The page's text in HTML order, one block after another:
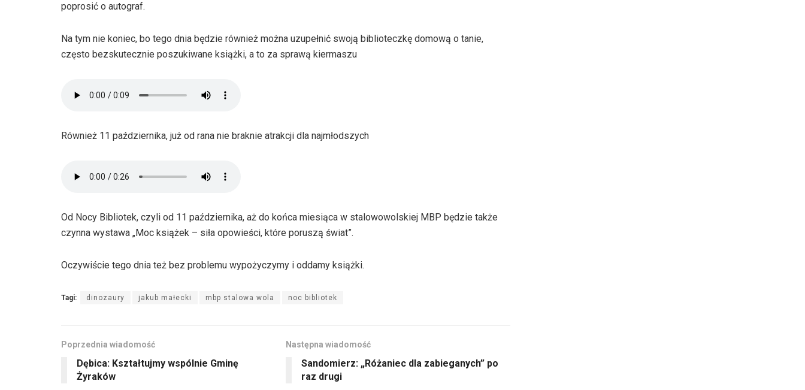
poprosić o autograf.
Na tym nie koniec, bo tego dnia będzie również można uzupełnić swoją biblioteczkę domową o tanie,
często bezskutecznie poszukiwane książki, a to za sprawą kiermaszu
Również 11 października, już od rana nie braknie atrakcji dla najmłodszych
Od Nocy Bibliotek, czyli od 11 października, aż do końca miesiąca w stalowowolskiej MBP będzie także
czynna wystawa „Moc książek – siła opowieści, które poruszą świat”.
Oczywiście tego dnia też bez problemu wypożyczymy i oddamy książki.
Tagi: dinozaury jakub małecki mbp stalowa wola noc bibliotek
Poprzednia wiadomość
Dębica: Kształtujmy wspólnie Gminę
Żyraków
Następna wiadomość
Sandomierz: „Różaniec dla zabieganych” po
raz drugi